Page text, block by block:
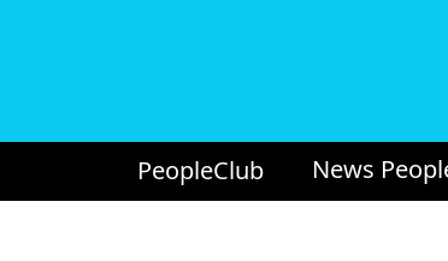
PeopleClub News